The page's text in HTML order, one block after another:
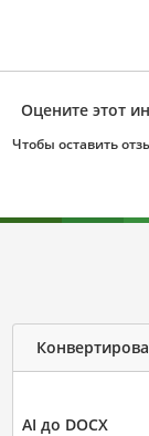
Оцените этот
Чтобы оставить
AI до DOCX